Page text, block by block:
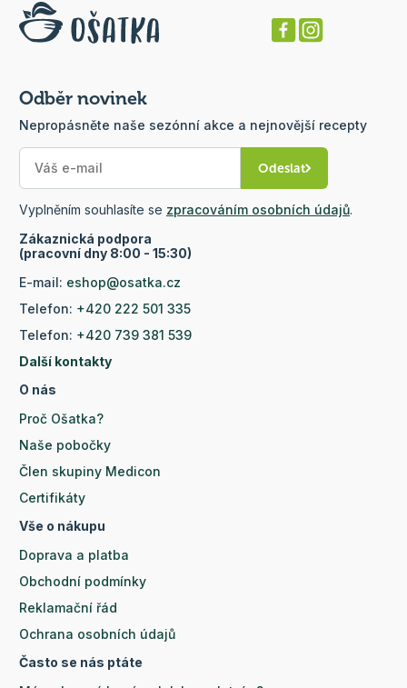
Odběr novinek
Nepropásněte naše sezónní akce a nejnovější recepty
Odeslat
Vyplněním souhlasíte se zpracováním osobních údajů.
Zákaznická podpora
(pracovní dny 8:00 - 15:30)
E-mail: eshop@osatka.cz
Telefon: +420 222 501 335
Telefon: +420 739 381 539
Další kontakty
O nás
Proč Ošatka?
Naše pobočky
Člen skupiny Medicon
Certifikáty
Vše o nákupu
Doprava a platba
Obchodní podmínky
Reklamační řád
Ochrana osobních údajů
Často se nás ptáte